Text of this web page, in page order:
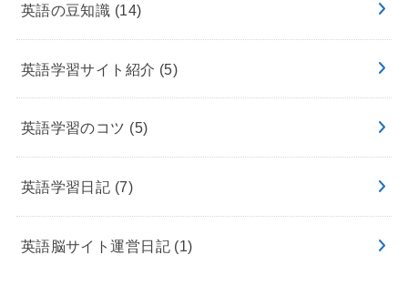
英語の豆知識 (14)
英語学習サイト紹介 (5)
英語学習のコツ (5)
英語学習日記 (7)
英語脳サイト運営日記 (1)